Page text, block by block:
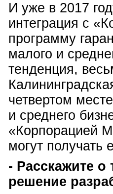
И уже в 2017
интеграция с
программу
малого и
тенденция,
четвертом
и среднего
«Корпорацией
могут получать
- Расскажите
решение